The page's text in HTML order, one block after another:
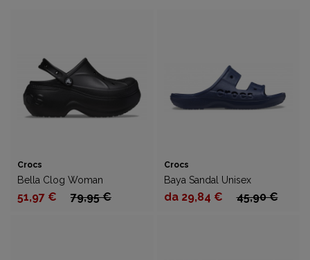
Crocs
Bella Clog Woman
51,97 € 79,95 €
Crocs
Baya Sandal Unisex
da 29,84 € 45,90 €